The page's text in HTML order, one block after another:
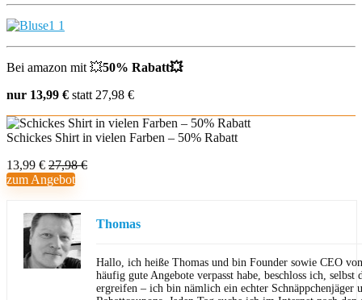
Bei amazon mit 💥50% Rabatt💥
nur 13,99 € statt 27,98 €
Schickes Shirt in vielen Farben – 50% Rabatt
13,99 € 27,98 €
zum Angebot
Thomas
Hallo, ich heiße Thomas und bin Founder sowie CEO
häufig gute Angebote verpasst habe, beschloss ich,
ergreifen – ich bin nämlich ein echter Schnäppchenjäger